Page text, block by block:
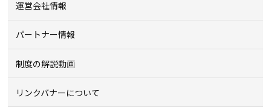
運営会社情報
パートナー情報
制度の解説動画
リンクバナーについて